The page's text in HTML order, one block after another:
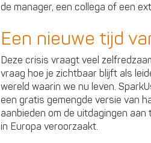
de manager, een collega of een
Een nieuwe tijd
Deze crisis vraagt veel
vraag hoe je zichtbaar blijft als
wereld waarin we nu leven.
een gratis gemengde versie van
aanbieden om de uitdagingen aan
in Europa veroorzaakt.